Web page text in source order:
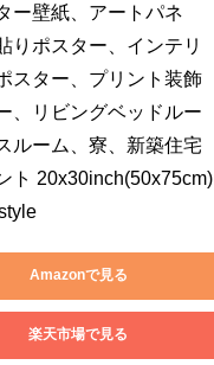
ー壁紙、アートパネ
りポスター、インテリ
スター、プリント装飾
、リビングベッドルー
ルーム、寮、新築住宅
ト 20x30inch(50x75cm)
Amazonで見る
楽天市場で見る